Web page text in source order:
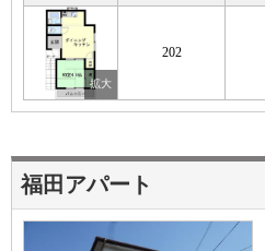
202
福田アパート